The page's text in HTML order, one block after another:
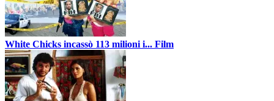
White Chicks incassò 113 milioni i... Film